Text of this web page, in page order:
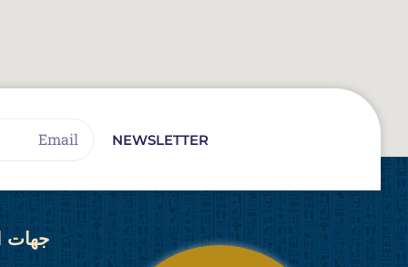
NEWSLETTER
جهات